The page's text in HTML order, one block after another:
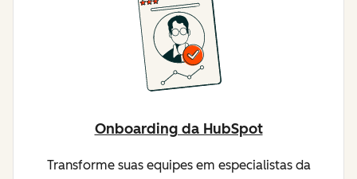
Onboarding da HubSpot
Transforme suas equipes em especialistas da